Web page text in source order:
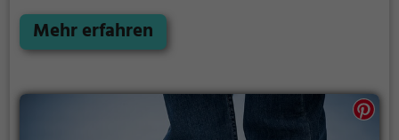
Anfänger können sich mit Laufhilfen aufs Eis wagen.
Mehr erfahren